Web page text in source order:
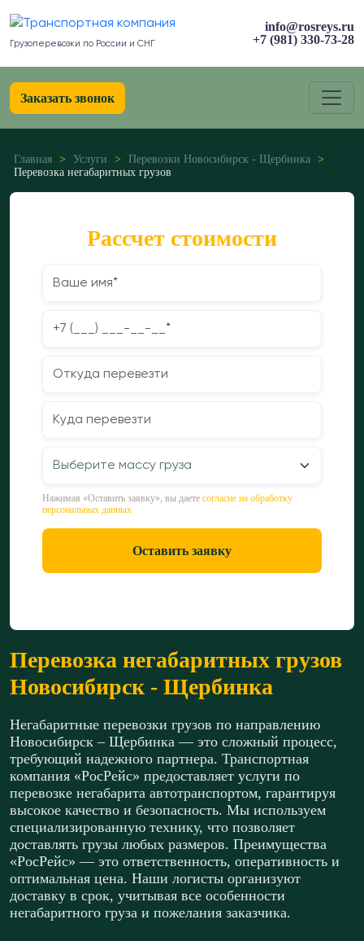
Грузоперевозки по России и СНГ
info@rosreys.ru
+7 (981) 330-73-28
Заказать звонок
Главная > Услуги > Перевозки Новосибирск - Щербинка >
Перевозка негабаритных грузов
Перевозка негабаритных грузов
Новосибирск - Щербинка
Негабаритные перевозки грузов по направлению
Новосибирск – Щербинка — это сложный процесс,
требующий надежного партнера. Транспортная
компания «РосРейс» предоставляет услуги по
перевозке негабарита автотранспортом, гарантируя
высокое качество и безопасность. Мы используем
специализированную технику, что позволяет
доставлять грузы любых размеров. Преимущества
«РосРейс» — это ответственность, оперативность и
оптимальная цена. Наши логисты организуют
доставку в срок, учитывая все особенности
негабаритного груза и пожелания заказчика.
Рассчет стоимости
Нажимая «Оставить заявку», вы даете согласие на обработку
персональных данных
Оставить заявку